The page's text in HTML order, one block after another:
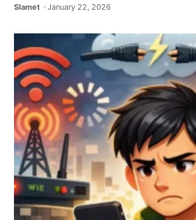
Slamet January 22, 2026